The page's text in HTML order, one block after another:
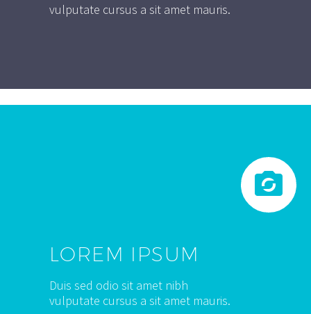
vulputate cursus a sit amet mauris.


LOREM IPSUM
Duis sed odio sit amet nibh
vulputate cursus a sit amet mauris.